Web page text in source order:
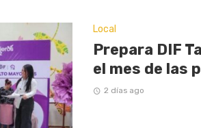
Local
Prepara DIF
el mes de las
2 días ago